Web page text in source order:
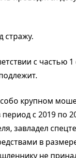
стражу.
с частью
крупном
с 2019 по
завладел
в
не